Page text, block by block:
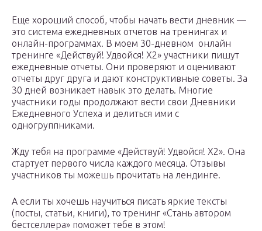
Еще хороший способ, чтобы начать вести дневник —
это система ежедневных отчетов на тренингах и
онлайн-программах. В моем 30-дневном онлайн
тренинге «Действуй! Удвойся! Х2» участники пишут
ежедневные отчеты. Они проверяют и оценивают
отчеты друг друга и дают конструктивные советы. За
30 дней возникает навык это делать. Многие
участники годы продолжают вести свои Дневники
Ежедневного Успеха и делиться ими с
одногруппниками.
Жду тебя на программе «Действуй! Удвойся! Х2». Она
стартует первого числа каждого месяца. Отзывы
участников ты можешь прочитать на лендинге.
А если ты хочешь научиться писать яркие тексты
(посты, статьи, книги), то тренинг «Стань автором
бестселлера» поможет тебе в этом!